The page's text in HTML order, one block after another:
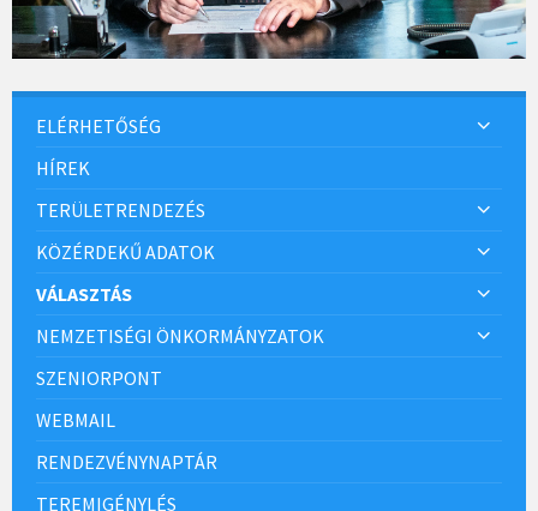
ELÉRHETŐSÉG
HÍREK
TERÜLETRENDEZÉS
KÖZÉRDEKŰ ADATOK
VÁLASZTÁS
NEMZETISÉGI ÖNKORMÁNYZATOK
SZENIORPONT
WEBMAIL
RENDEZVÉNYNAPTÁR
TEREMIGÉNYLÉS